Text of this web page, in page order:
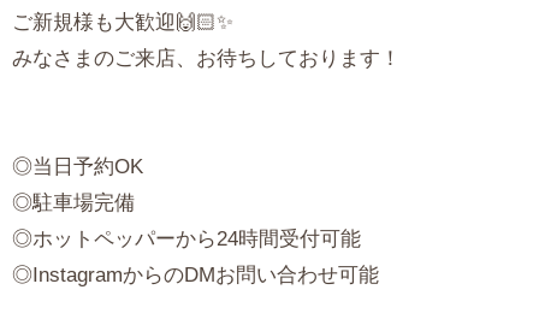
ご新規様も大歓迎🙌🏻✨
みなさまのご来店、お待ちしております！
◎当日予約OK
◎駐車場完備
◎ホットペッパーから24時間受付可能
◎InstagramからのDMお問い合わせ可能